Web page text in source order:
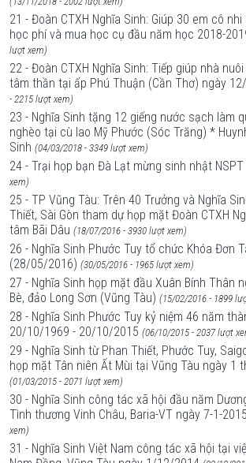
21 - Đoàn CTXH Nghĩa Sinh: Giúp 30 em cô
học phí và mua học cụ đầu năm học 2018-
lượt xem)
22 - Đoàn CTXH Nghĩa Sinh: Tiếp giúp nhà
tâm thần tại ấp Phú Thuận (Cần Thơ) ngày
- 2215 lượt xem)
23 - Nghĩa Sinh tặng 12 giếng nước sạch làm
nghèo tại cù lao Mỹ Phước (Sóc Trăng) *
Sinh (04/03/2018 - 3349 lượt xem)
24 - Trại họp bạn Đà Lạt mừng sinh nhật NSPT
xem)
25 - TP Vũng Tàu: Trên 40 Trưởng và Nghĩa
Thiết, Sài Gòn tham dự họp mặt Đoàn CTXH
tâm Bãi Dâu (18/07/2016 - 3930 lượt xem)
26 - Nghĩa Sinh Phước Tuy tổ chức Khóa Đơn
(28/05/2016) (30/05/2016 - 1965 lượt xem)
27 - Nghĩa Sinh họp mặt đầu Xuân Bính Thân
Bè, đảo Long Sơn (Vũng Tàu) (15/02/2016 - 1899
28 - Nghĩa Sinh Phước Tuy kỷ niệm 46 năm
20/10/1969 - 20/10/2015 (06/10/2015 - 2037 lượt
29 - Nghĩa Sinh từ Phan Thiết, Phước Tuy,
họp mặt Tân niên Ất Mùi tại Vũng Tàu ngày 1
(01/03/2015 - 2071 lượt xem)
30 - Nghĩa Sinh công tác xã hội đầu năm
Tình thương Vinh Châu, Baria-VT ngày 7-1-2015
xem)
31 - Nghĩa Sinh Việt Nam công tác xã hội tại